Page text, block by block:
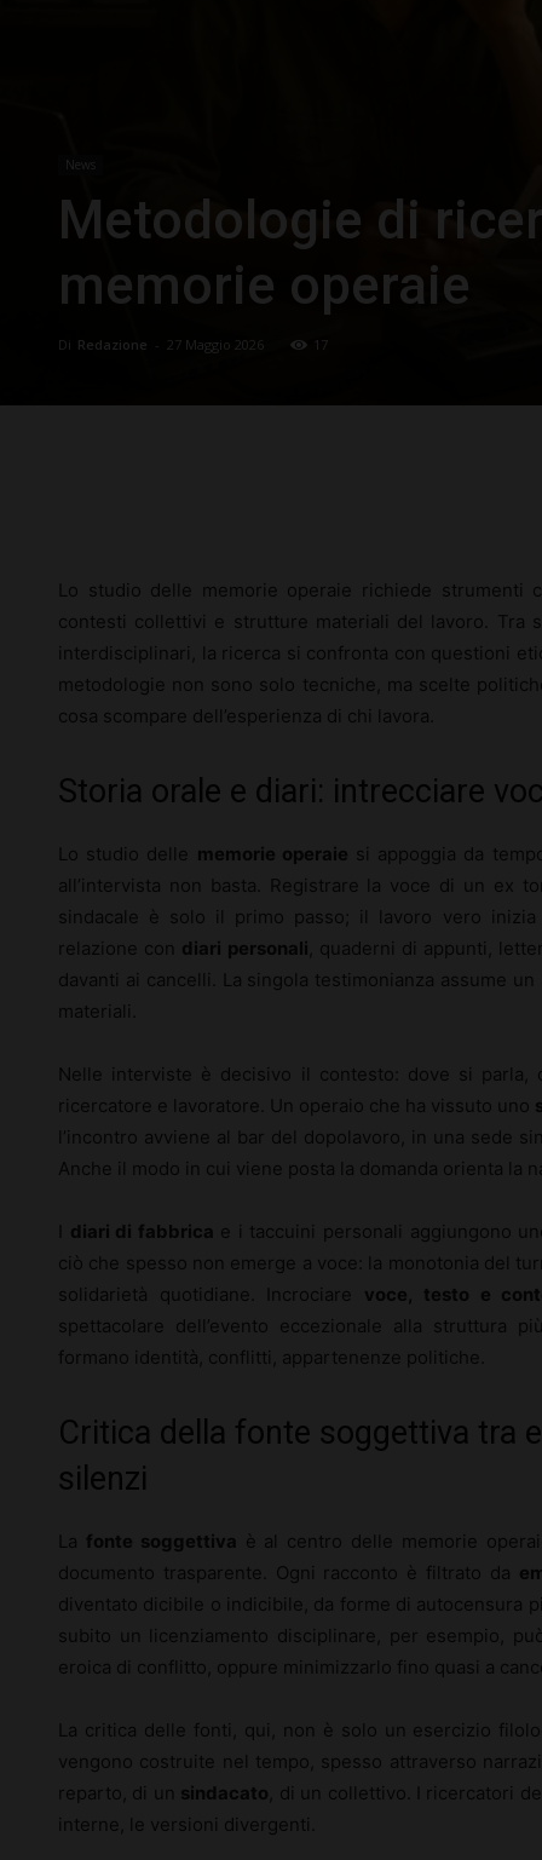
News
Metodologie di
memorie operaie
Di Redazione 27 Maggio 2026 17
Lo studio delle memorie operaie richiede strumenti
contesti collettivi e strutture materiali del lavoro. Tra
interdisciplinari, la ricerca si confronta con questioni
metodologie non sono solo tecniche, ma scelte
cosa scompare dell’esperienza di chi lavora.
Storia orale e diari: intrecciare
Lo studio delle memorie operaie si appoggia da
all’intervista non basta. Registrare la voce di un ex
sindacale è solo il primo passo; il lavoro vero
relazione con diari personali , quaderni di appunti,
davanti ai cancelli. La singola testimonianza assume
materiali.
Nelle interviste è decisivo il contesto: dove si parla,
ricercatore e lavoratore. Un operaio che ha vissuto uno
l’incontro avviene al bar del dopolavoro, in una sede
Anche il modo in cui viene posta la domanda orienta la
diari di fabbrica e i taccuini personali aggiungono
ciò che spesso non emerge a voce: la monotonia del
solidarietà quotidiane. Incrociare voce, testo e
spettacolare dell’evento eccezionale alla struttura
formano identità, conflitti, appartenenze politiche.
Critica della fonte soggettiva tra
silenzi
La fonte soggettiva è al centro delle memorie
documento trasparente. Ogni racconto è filtrato da
diventato dicibile o indicibile, da forme di autocensura
subito un licenziamento disciplinare, per esempio,
eroica di conflitto, oppure minimizzarlo fino quasi a
La critica delle fonti, qui, non è solo un esercizio
vengono costruite nel tempo, spesso attraverso
reparto, di un sindacato , di un collettivo. I ricercatori
interne, le versioni divergenti.